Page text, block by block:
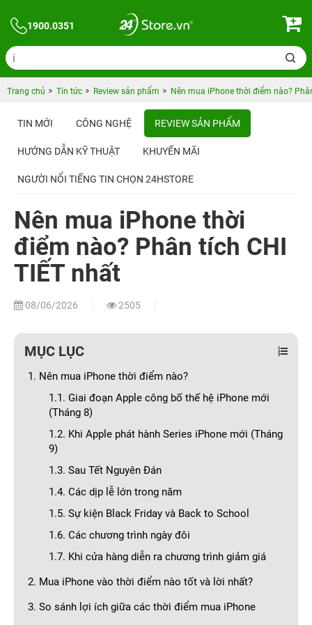
1900.0351
Trang chủ Tin tức Review sản phẩm Nên mua iPhone thời điểm nào?
TIN MỚI CÔNG NGHỆ REVIEW SẢN PHẨM
HƯỚNG DẪN KỸ THUẬT KHUYẾN MÃI
NGƯỜI NỔI TIẾNG TIN CHỌN 24HSTORE
Nên mua iPhone thời
điểm nào? Phân tích CHI
TIẾT nhất
08/06/2026 2505
MỤC LỤC
1. Nên mua iPhone thời điểm nào?
1.1. Giai đoạn Apple công bố thế hệ iPhone mới
(Tháng 8)
1.2. Khi Apple phát hành Series iPhone mới (Tháng
9)
1.3. Sau Tết Nguyên Đán
1.4. Các dịp lễ lớn trong năm
1.5. Sự kiện Black Friday và Back to School
1.6. Các chương trình ngày đôi
1.7. Khi cửa hàng diễn ra chương trình giảm giá
2. Mua iPhone vào thời điểm nào tốt và lời nhất?
3. So sánh lợi ích giữa các thời điểm mua iPhone